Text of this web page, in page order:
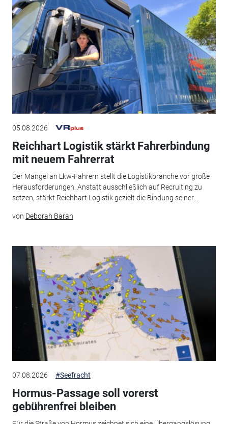
05.08.2026
Reichhart Logistik stärkt Fahrerbindung
mit neuem Fahrerrat
Der Mangel an Lkw-Fahrern stellt die Logistikbranche vor große
Herausforderungen. Anstatt ausschließlich auf Recruiting zu
setzen, stärkt Reichhart Logistik gezielt die Bindung seiner...
von Deborah Baran
07.08.2026 #Seefracht
Hormus-Passage soll vorerst
gebührenfrei bleiben